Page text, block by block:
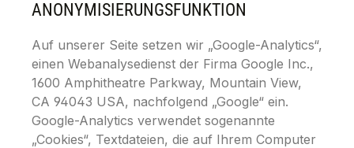
ANONYMISIERUNGSFUNKTION
Auf unserer Seite setzen wir „Google-Analytics“,
einen Webanalysedienst der Firma Google Inc.,
1600 Amphitheatre Parkway, Mountain View,
CA 94043 USA, nachfolgend „Google“ ein.
Google-Analytics verwendet sogenannte
„Cookies“, Textdateien, die auf Ihrem Computer